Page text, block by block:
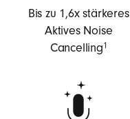
Bis zu 1,6x stärkeres
Aktives Noise
Cancelling1